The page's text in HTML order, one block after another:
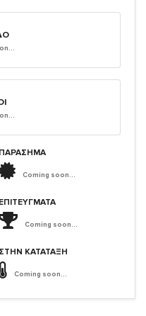
ΠΑΡΑΣΗΜΑ
Coming soon...
ΕΠΙΤΕΎΓΜΑΤΑ
Coming soon...
ΣΤΗΝ ΚΑΤΆΤΑΞΗ
Coming soon...